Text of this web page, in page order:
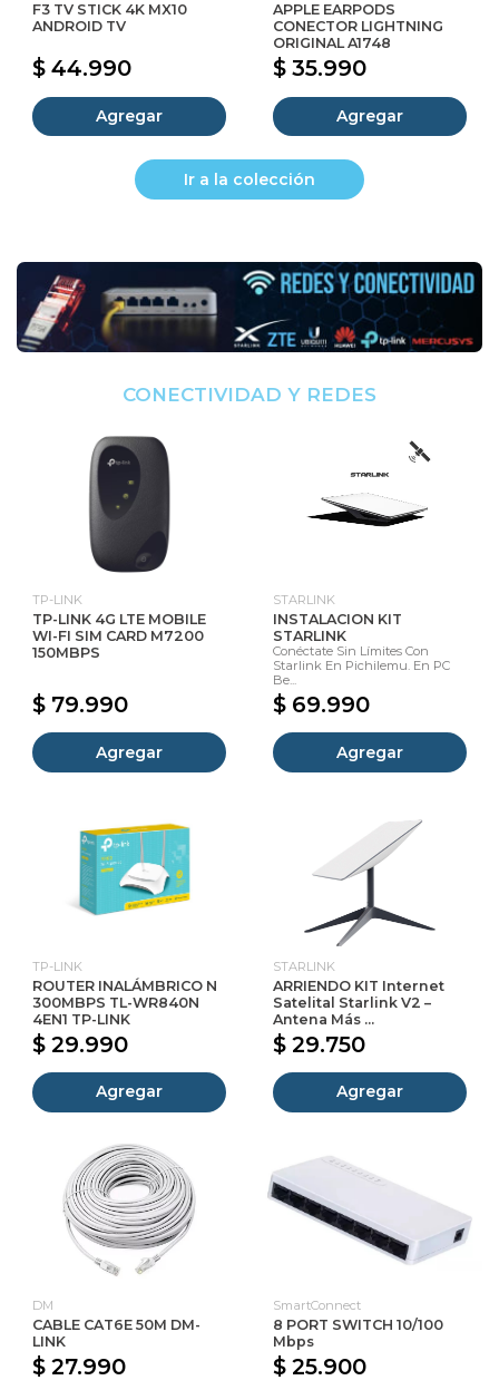
F3 TV STICK 4K MX10
ANDROID TV
$ 44.990
Agregar
APPLE EARPODS
CONECTOR LIGHTNING
ORIGINAL A1748
$ 35.990
Agregar
Ir a la colección
CONECTIVIDAD Y REDES
TP-LINK
TP-LINK 4G LTE MOBILE
WI-FI SIM CARD M7200
150MBPS
$ 79.990
Agregar
STARLINK
INSTALACION KIT
STARLINK
Conéctate Sin Límites Con
Starlink En Pichilemu. En PC
Be...
$ 69.990
Agregar
TP-LINK
ROUTER INALÁMBRICO N
300MBPS TL-WR840N
4EN1 TP-LINK
$ 29.990
Agregar
STARLINK
ARRIENDO KIT Internet
Satelital Starlink V2 –
Antena Más ...
$ 29.750
Agregar
DM
CABLE CAT6E 50M DM-
LINK
$ 27.990
SmartConnect
8 PORT SWITCH 10/100
Mbps
$ 25.900